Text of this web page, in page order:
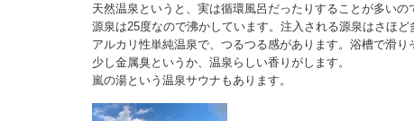
天然温泉というと、実は循環風呂だったりすることが多いの
源泉は25度なので沸かしています。注入される源泉はさほ
アルカリ性単純温泉で、つるつる感があります。浴槽で滑り
少し金属臭というか、温泉らしい香りがします。
嵐の湯という温泉サウナもあります。